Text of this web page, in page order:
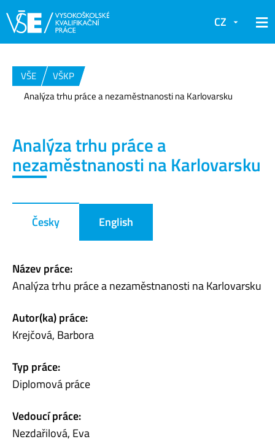
CZ
VŠE
VŠKP
Analýza trhu práce a nezaměstnanosti na Karlovarsku
Analýza trhu práce a
nezaměstnanosti na Karlovarsku
Česky English
Název práce:
Analýza trhu práce a nezaměstnanosti na Karlovarsku
Autor(ka) práce:
Krejčová, Barbora
Typ práce:
Diplomová práce
Vedoucí práce:
Nezdařilová, Eva